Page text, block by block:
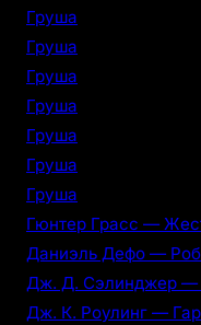
Груша
Груша
Груша
Груша
Груша
Груша
Груша
Гюнтер Грасс —
Даниэль Дефо —
Дж. Д. Сэлинджер —
Дж. К. Роулинг —